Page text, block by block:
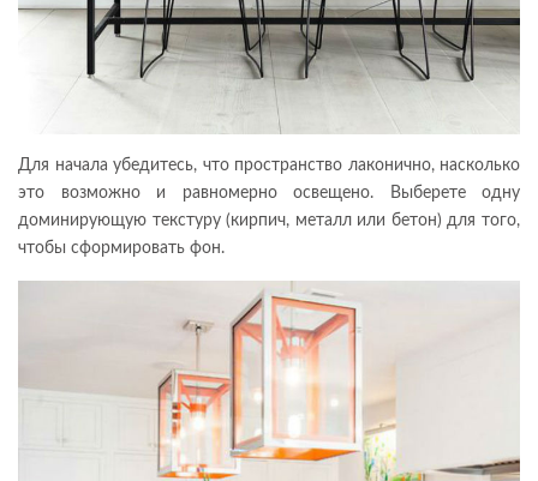
Для начала убедитесь, что пространство лаконично, насколько
это возможно и равномерно освещено. Выберете одну
доминирующую текстуру (кирпич, металл или бетон) для того,
чтобы сформировать фон.